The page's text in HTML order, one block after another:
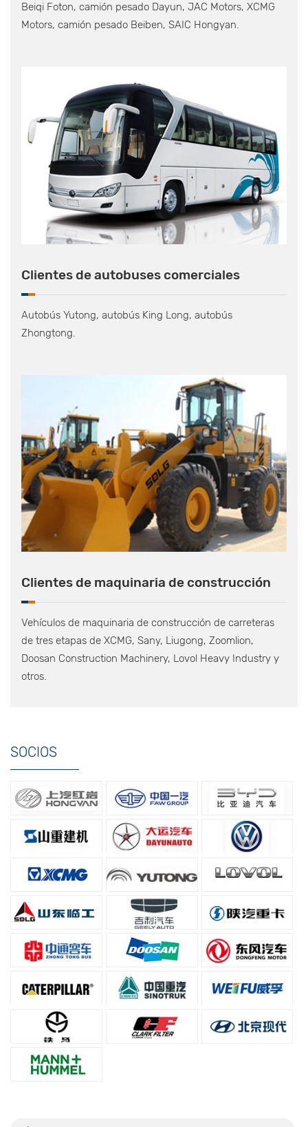
Beiqi Foton, camión pesado Dayun, JAC Motors, XCMG
Motors, camión pesado Beiben, SAIC Hongyan.
Clientes de autobuses comerciales
Autobús Yutong, autobús King Long, autobús
Zhongtong.
Clientes de maquinaria de construcción
Vehículos de maquinaria de construcción de carreteras
de tres etapas de XCMG, Sany, Liugong, Zoomlion,
Doosan Construction Machinery, Lovol Heavy Industry y
otros.
SOCIOS